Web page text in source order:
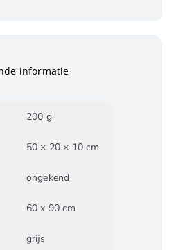
informatie
200 g
50 × 20 × 10 cm
ongekend
60 x 90 cm
grijs